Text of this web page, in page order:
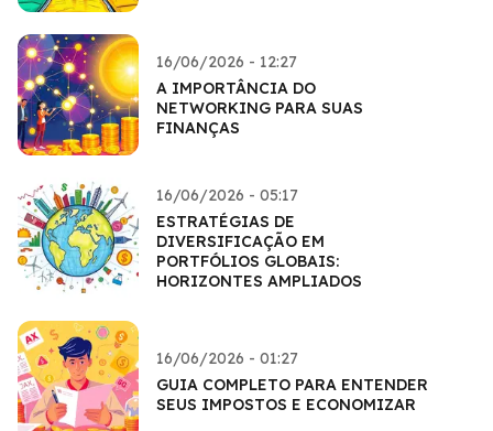
16/06/2026 - 12:27
A IMPORTÂNCIA DO
NETWORKING PARA SUAS
FINANÇAS
16/06/2026 - 05:17
ESTRATÉGIAS DE
DIVERSIFICAÇÃO EM
PORTFÓLIOS GLOBAIS:
HORIZONTES AMPLIADOS
16/06/2026 - 01:27
GUIA COMPLETO PARA ENTENDER
SEUS IMPOSTOS E ECONOMIZAR